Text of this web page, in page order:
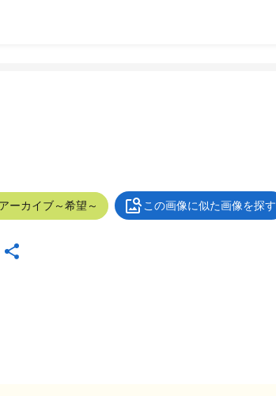
ーカイブ～希望～ この画像に似た画像を探す